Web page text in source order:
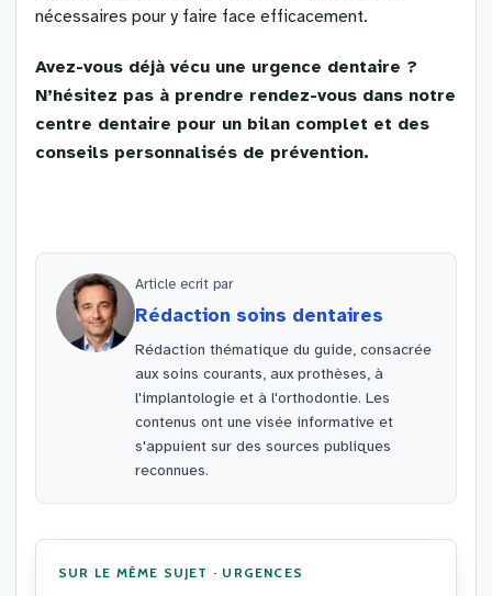
nécessaires pour y faire face efficacement.
Avez-vous déjà vécu une urgence dentaire ?
N’hésitez pas à prendre rendez-vous dans notre
centre dentaire pour un bilan complet et des
conseils personnalisés de prévention.
Article ecrit par
Rédaction soins dentaires
Rédaction thématique du guide, consacrée
aux soins courants, aux prothèses, à
l'implantologie et à l'orthodontie. Les
contenus ont une visée informative et
s'appuient sur des sources publiques
reconnues.
SUR LE MÊME SUJET · URGENCES